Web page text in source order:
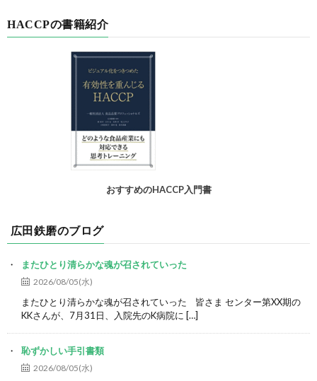
HACCPの書籍紹介
おすすめのHACCP入門書
広田鉄磨のブログ
またひとり清らかな魂が召されていった
2026/08/05(水)
またひとり清らかな魂が召されていった 皆さま センター第XX期の
KKさんが、7月31日、入院先のK病院に […]
恥ずかしい手引書類
2026/08/05(水)